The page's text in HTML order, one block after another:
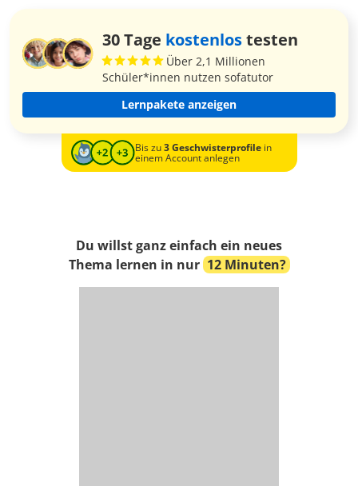
30 Tage kostenlostesten
Über 2,1 Millionen
Schüler*innen nutzen sofatutor
Lernpakete anzeigen
Bis zu3 Geschwisterprofilein
einem Account anlegen
Du willst ganz einfach ein neues
Thema lernen in nur 12 Minuten?